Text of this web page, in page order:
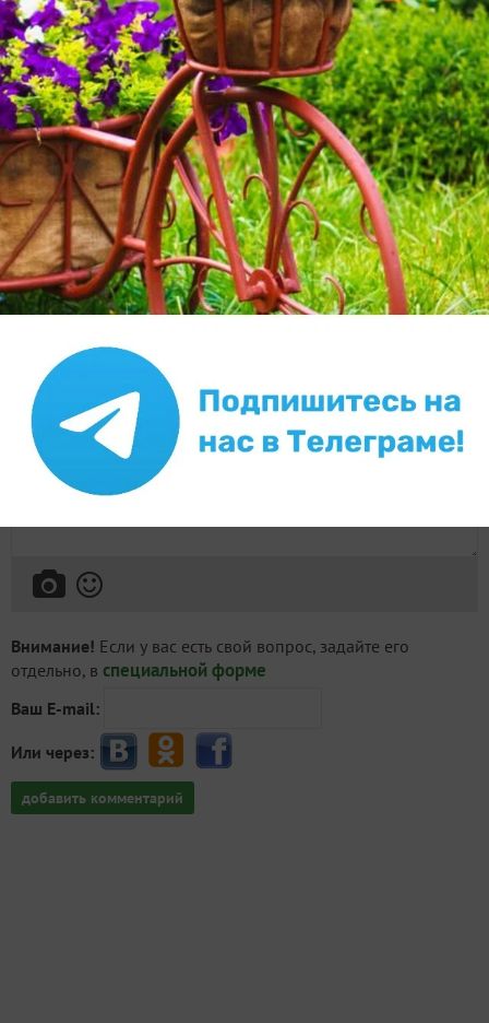
выглядят здоровыми. Опрыскал дерево
ФИТОЛАВИНом.
Ответить ✿
vk_842770046
Светлана Воронкова
8 июля 2026, 11:51
Как ваша алыча выздоровела? У меня в этом году
такая же история, думаю что делать и чем
опрыскивать
Ответить ✿
Пожалуйста, оставьте комментарий
Внимание! Если у вас есть свой вопрос, задайте его
отдельно, в специальной форме
Ваш E-mail:
Или через:
добавить комментарий